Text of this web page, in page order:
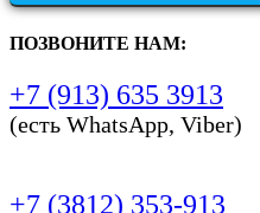
ПОЗВОНИТЕ НАМ:
+7 (913) 635 3913
(есть WhatsApp, Viber)
+7 (3812) 353-913